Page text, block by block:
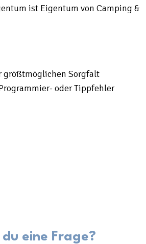
ist Eigentum von Camping &
größtmöglichen Sorgfalt
oder Tippfehler
du eine Frage?